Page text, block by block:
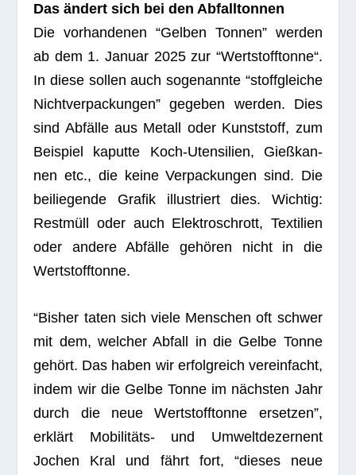
Das ändert sich bei den Abfalltonnen
Die vor­han­de­nen “Gel­ben Ton­nen” wer­den
ab dem 1. Januar 2025 zur “Wert­stoff­tonne“.
In diese sol­len auch soge­nannte “stoff­glei­che
Nicht­ver­pa­ckun­gen” gege­ben wer­den. Dies
sind Abfälle aus Metall oder Kunst­stoff, zum
Bei­spiel kaputte Koch-Uten­si­lien, Gieß­kan­
nen etc., die keine Ver­pa­ckun­gen sind. Die
bei­lie­gende Gra­fik illus­triert dies. Wich­tig:
Rest­müll oder auch Elek­tro­schrott, Tex­ti­lien
oder andere Abfälle gehö­ren nicht in die
Wertstofftonne.
“Bis­her taten sich viele Men­schen oft schwer
mit dem, wel­cher Abfall in die Gelbe Tonne
gehört. Das haben wir erfolg­reich ver­ein­facht,
indem wir die Gelbe Tonne im nächs­ten Jahr
durch die neue Wert­stoff­tonne erset­zen”,
erklärt Mobi­li­täts- und Umwelt­de­zer­nent
Jochen Kral und fährt fort, “die­ses neue